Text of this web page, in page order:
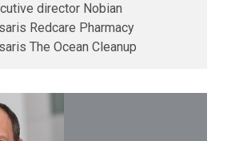
director Nobian
Redcare Pharmacy
The Ocean Cleanup